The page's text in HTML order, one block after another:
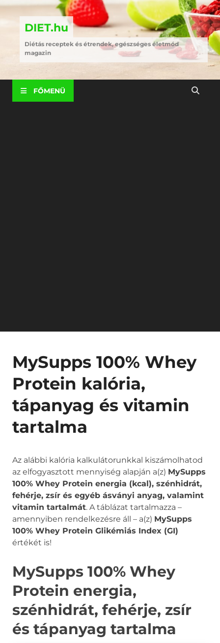
DIET.hu
Diétás receptek és étrendek, egészséges életmód
magazin
FŐMENÜ
MySupps 100% Whey
Protein kalória,
tápanyag és vitamin
tartalma
Az alábbi kalória kalkulátorunkkal kiszámolhatod
az elfogyasztott mennyiség alapján a(z) MySupps
100% Whey Protein energia (kcal), szénhidrát,
fehérje, zsír és egyéb ásványi anyag, valamint
vitamin tartalmát. A táblázat tartalmazza –
amennyiben rendelkezésre áll – a(z) MySupps
100% Whey Protein Glikémiás Index (GI)
értékét is!
MySupps 100% Whey
Protein energia,
szénhidrát, fehérje, zsír
és tápanyag tartalma